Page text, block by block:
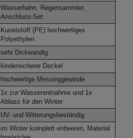
Wasserhahn, Regensammler,
Anschluss-Set
Kunststoff (PE) hochwertiges
Polyethylen
sehr Dickwandig
kindersicherer Deckel
hochwertige Messinggewinde
1x zur Wasserentnahme und 1x
Ablass für den Winter
UV- und Witterungsbeständig
im Winter komplett entleeren, Material